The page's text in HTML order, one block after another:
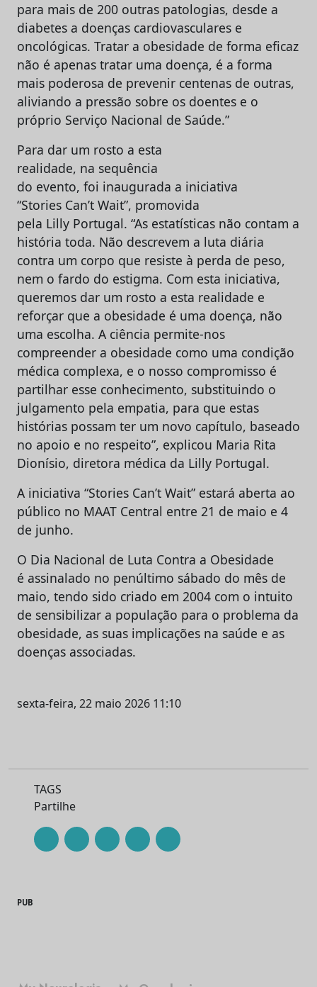
para mais de 200 outras patologias, desde a
diabetes a doenças cardiovasculares e
oncológicas. Tratar a obesidade de forma eficaz
não é apenas tratar uma doença, é a forma
mais poderosa de prevenir centenas de outras,
aliviando a pressão sobre os doentes e o
próprio Serviço Nacional de Saúde.”
Para dar um rosto a esta
realidade, na sequência
do evento, foi inaugurada a iniciativa
“Stories Can’t Wait”, promovida
pela Lilly Portugal. “As estatísticas não contam a
história toda. Não descrevem a luta diária
contra um corpo que resiste à perda de peso,
nem o fardo do estigma. Com esta iniciativa,
queremos dar um rosto a esta realidade e
reforçar que a obesidade é uma doença, não
uma escolha. A ciência permite-nos
compreender a obesidade como uma condição
médica complexa, e o nosso compromisso é
partilhar esse conhecimento, substituindo o
julgamento pela empatia, para que estas
histórias possam ter um novo capítulo, baseado
no apoio e no respeito”, explicou Maria Rita
Dionísio, diretora médica da Lilly Portugal.
A iniciativa “Stories Can’t Wait” estará aberta ao
público no MAAT Central entre 21 de maio e 4
de junho.
O Dia Nacional de Luta Contra a Obesidade
é assinalado no penúltimo sábado do mês de
maio, tendo sido criado em 2004 com o intuito
de sensibilizar a população para o problema da
obesidade, as suas implicações na saúde e as
doenças associadas.
sexta-feira, 22 maio 2026 11:10
TAGS
Partilhe
PUB